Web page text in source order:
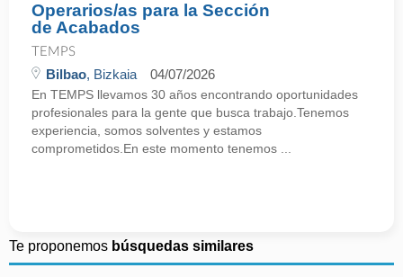
Operarios/as para la Sección
de Acabados
TEMPS
Bilbao, Bizkaia 04/07/2026
En TEMPS llevamos 30 años encontrando oportunidades
profesionales para la gente que busca trabajo.Tenemos
experiencia, somos solventes y estamos
comprometidos.En este momento tenemos ...
Te proponemos búsquedas similares